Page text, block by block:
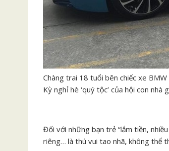
Chàng trai 18 tuổi bên chiếc xe BMW
Kỳ nghỉ hè ‘quý tộc’ của hội con nhà
Đối với những bạn trẻ “lắm tiền,
riêng… là thú vui tao nhã, không thể